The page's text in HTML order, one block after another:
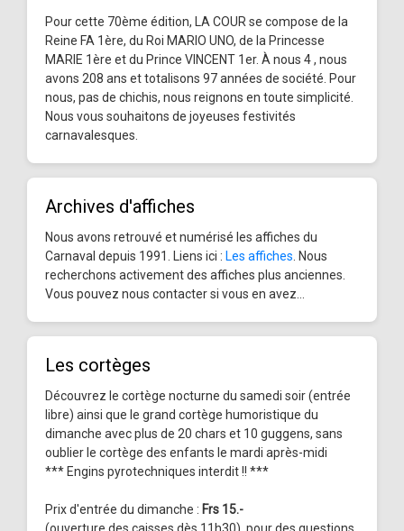
Pour cette 70ème édition, LA COUR se compose de la
Reine FA 1ère, du Roi MARIO UNO, de la Princesse
MARIE 1ère et du Prince VINCENT 1er. À nous 4 , nous
avons 208 ans et totalisons 97 années de société. Pour
nous, pas de chichis, nous reignons en toute simplicité.
Nous vous souhaitons de joyeuses festivités
carnavalesques.
Archives d'affiches
Nous avons retrouvé et numérisé les affiches du
Carnaval depuis 1991. Liens ici : Les affiches . Nous
recherchons activement des affiches plus anciennes.
Vous pouvez nous contacter si vous en avez...
Les cortèges
Découvrez le cortège nocturne du samedi soir (entrée
libre) ainsi que le grand cortège humoristique du
dimanche avec plus de 20 chars et 10 guggens, sans
oublier le cortège des enfants le mardi après-midi
*** Engins pyrotechniques interdit !! ***
Prix d'entrée du dimanche : Frs 15.-